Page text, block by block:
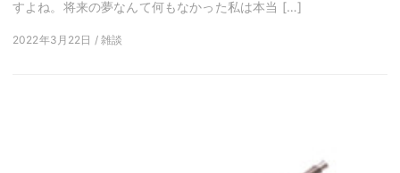
すよね。将来の夢なんて何もなかった私は本当 […]
2022年3月22日 / 雑談